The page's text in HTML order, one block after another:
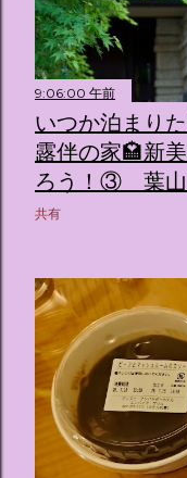
9:06:00 午前
いつか泊まり
露伴の家🏩新
ろう！③ 葉山
共有